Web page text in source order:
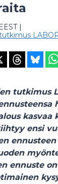
|
tutkimus
kasvaa
ensi
ennuste